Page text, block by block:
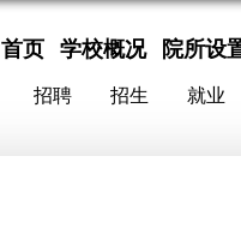
首页 学校概况 院所设
招聘 招生 就业